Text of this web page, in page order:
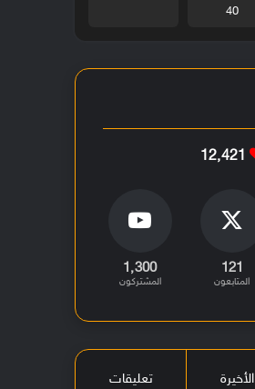
40
12٬421
121
المتابعون
1٬300
المشتركون
الأخيرة تعليقات